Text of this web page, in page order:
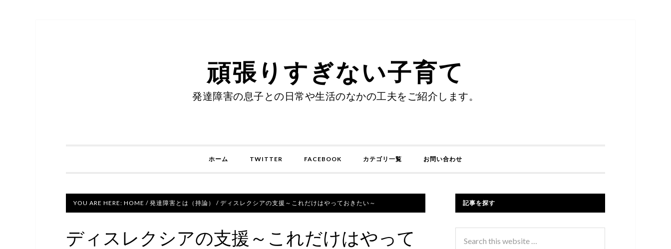
頑張りすぎない子育て
発達障害の息子との日常や生活のなかの工夫をご紹介します。
ホーム TWITTER FACEBOOK カテゴリ一覧 お問い合わせ
YOU ARE HERE: HOME / 発達障害とは（持論） / ディスレクシアの支援～これだけはやっておきたい～
ディスレクシアの支援～これだけはやって
記事を探す